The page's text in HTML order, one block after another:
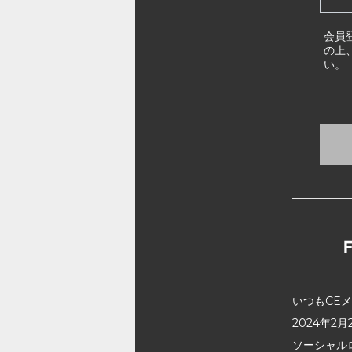
会員
の上
い。
いつもCE
2024年2月
ソーシャ